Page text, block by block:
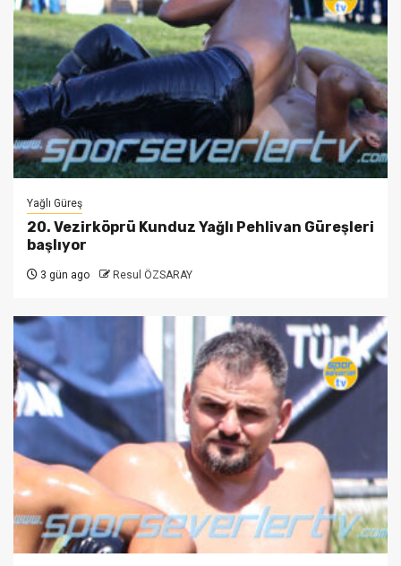
Yağlı Güreş
20. Vezirköprü Kunduz Yağlı Pehlivan Güreşleri
başlıyor
3 gün ago Resul ÖZSARAY